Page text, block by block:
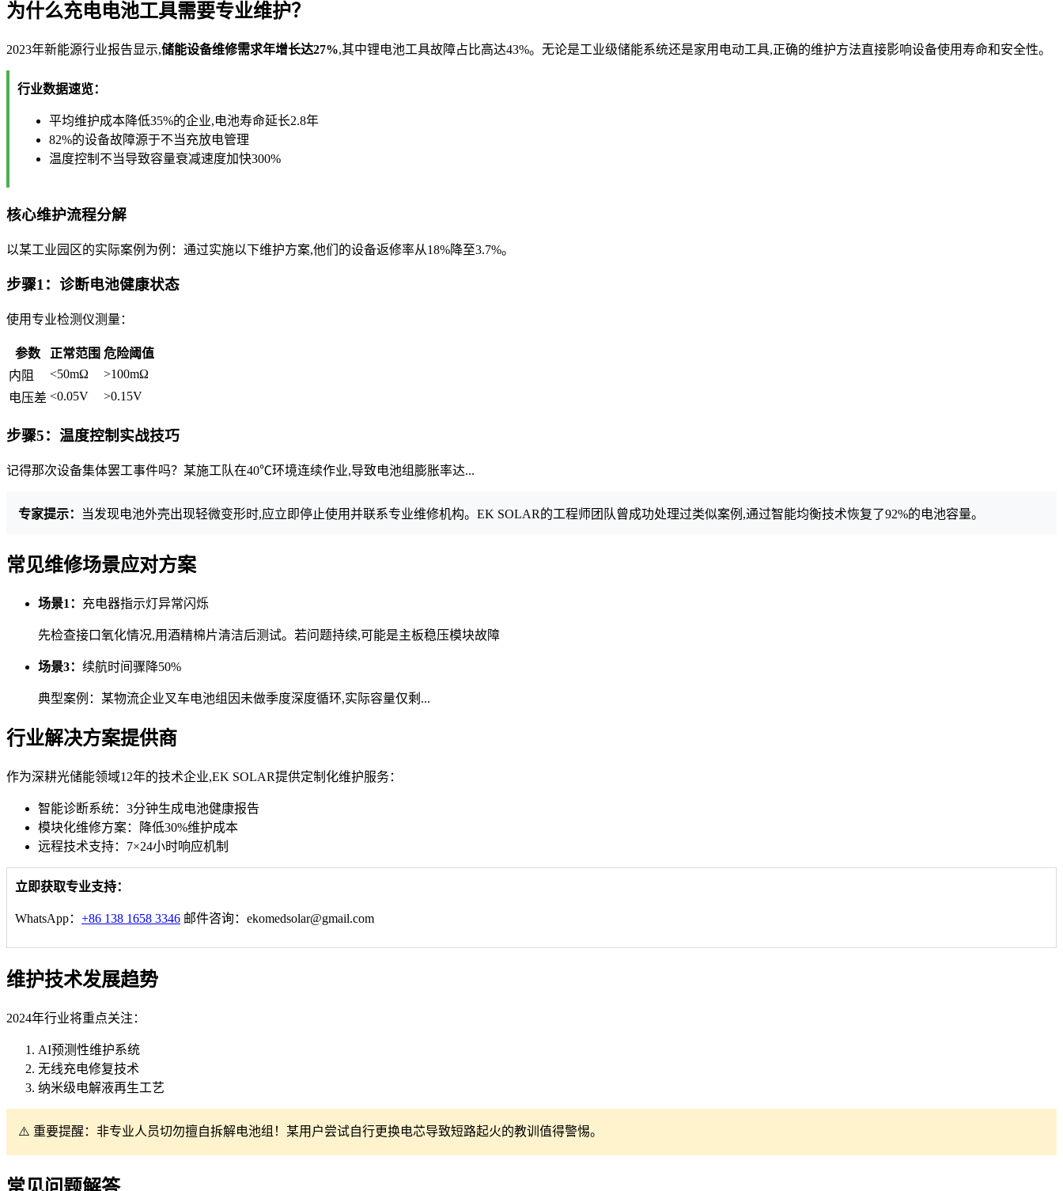
为什么充电电池工具需要专业维护？
2023年新能源行业报告显示,储能设备维修需求年增长达27%,其中锂电池工具故障占比高达43%。无论是工业级储能系统还是家用电动工具,正确的维护方法直接影响设备使用寿命和安全性。
行业数据速览：
平均维护成本降低35%的企业,电池寿命延长2.8年
82%的设备故障源于不当充放电管理
温度控制不当导致容量衰减速度加快300%
核心维护流程分解
以某工业园区的实际案例为例：通过实施以下维护方案,他们的设备返修率从18%降至3.7%。
步骤1：诊断电池健康状态
使用专业检测仪测量：
参数 正常范围 危险阈值
内阻
<50mΩ
>100mΩ
电压差 <0.05V >0.15V
步骤5：温度控制实战技巧
记得那次设备集体罢工事件吗？某施工队在40℃环境连续作业,导致电池组膨胀率达...
专家提示： 当发现电池外壳出现轻微变形时,应立即停止使用并联系专业维修机构。EK SOLAR的工程师团队曾成功处理过类似案例,通过智能均衡技术恢复了92%的电池容量。
常见维修场景应对方案
场景1： 充电器指示灯异常闪烁
先检查接口氧化情况,用酒精棉片清洁后测试。若问题持续,可能是主板稳压模块故障
场景3： 续航时间骤降50%
典型案例：某物流企业叉车电池组因未做季度深度循环,实际容量仅剩...
行业解决方案提供商
作为深耕光储能领域12年的技术企业,EK SOLAR提供定制化维护服务：
智能诊断系统：3分钟生成电池健康报告
模块化维修方案：降低30%维护成本
远程技术支持：7×24小时响应机制
立即获取专业支持：
WhatsApp： +86 138 1658 3346 邮件咨询： ekomedsolar@gmail.com
维护技术发展趋势
2024年行业将重点关注：
AI预测性维护系统
无线充电修复技术
纳米级电解液再生工艺
⚠️ 重要提醒：非专业人员切勿擅自拆解电池组！某用户尝试自行更换电芯导致短路起火的教训值得警惕。